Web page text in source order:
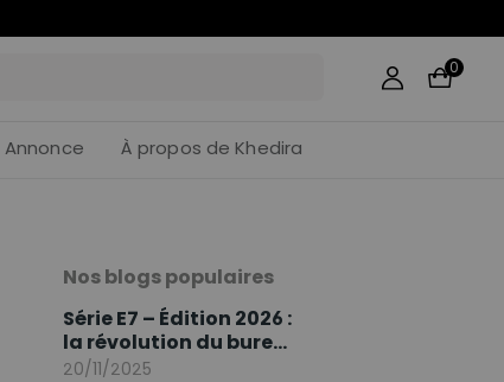
0
Annonce À propos de Khedira
Nos blogs populaires
Série E7 – Édition 2026 :
la révolution du bureau
assis debout continue
20/11/2025